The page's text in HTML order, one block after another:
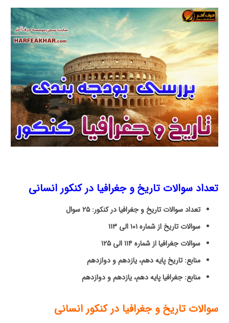
تعداد سوالات تاریخ و جغرافیا در کنکور انسانی
تعداد سوالات تاریخ و جغرافیا در کنکور: ۲۵ سوال
سوالات تاریخ از شماره ۱۰۱ الی ۱۱۳
سوالات جغرافیا از شماره ۱۱۴ الی ۱۲۵
منابع: تاریخ پایه دهم، یازدهم و دوازدهم
منابع: جغرافیا پایه دهم، یازدهم و دوازدهم
سوالات تاریخ و جغرافیا در کنکور انسانی